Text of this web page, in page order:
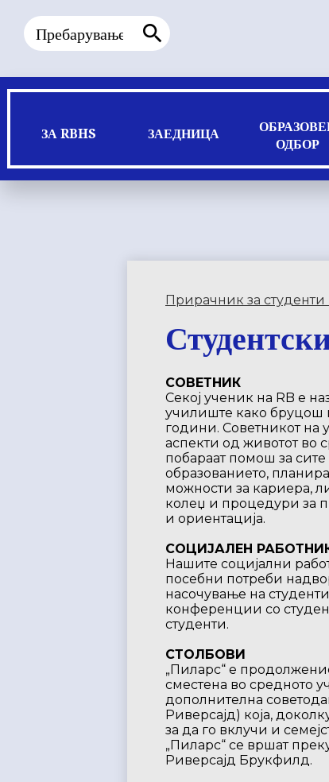
ЗА RBHS ЗАЕДНИЦА
ОДБОР
Пребарување
Прирачник за студенти
СОВЕТНИК
Секој ученик на RB е
училиште како бруцош
години. Советникот на
аспекти од животот во
побараат помош за
образованието,
можности за кариера,
колеџ и процедури за
и ориентација.
СОЦИЈАЛЕН
Нашите социјални
посебни потреби
насочување на
конференции со
студенти.
СТОЛБОВИ
„Пиларс“ е
сместена во средното
дополнителна
Риверсајд) која,
за да го вклучи и
„Пиларс“ се вршат
Риверсајд Брукфилд.